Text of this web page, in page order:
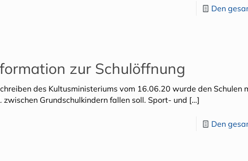
Den
zur Schulöffnung
des Kultusministeriums vom 16.06.20 wurde den Schulen
Grundschulkindern fallen soll. Sport- und […]
Den